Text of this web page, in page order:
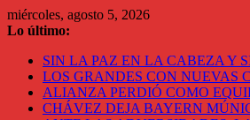
Saltar
al
miércoles, agosto 5, 2026
Lo último:
SIN LA PAZ EN LA CABEZA Y
LOS GRANDES CON NUEVAS
ALIANZA PERDIÓ COMO
CHÁVEZ DEJA BAYERN